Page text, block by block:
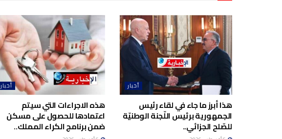
أخبار
هذا أبرز ما جاء في لقاء رئيس
الجمهورية برئيس اللّجنة الوطنيّة
للصّلح الجزائي..
أخبار
هذه الاجراءات التي سيتم
اعتمادها للحصول على مسكن
ضمن برنامج الكراء المملك..